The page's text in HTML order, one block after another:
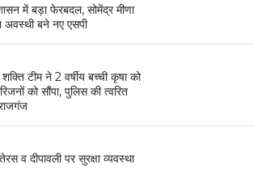
में बड़ा फेरबदल, सोमेंद्र मीणा
अवस्थी बने नए एसपी
टीम ने 2 वर्षीय बच्ची कृषा को
को सौंपा, पुलिस की त्वरित
व दीपावली पर सुरक्षा व्यवस्था